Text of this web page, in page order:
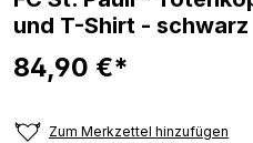
und T-Shirt - schwarz
84,90 €*
Zum Merkzettel hinzufügen